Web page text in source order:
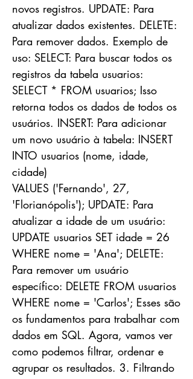
novos registros. UPDATE: Para
atualizar dados existentes. DELETE:
Para remover dados. Exemplo de
uso: SELECT: Para buscar todos os
registros da tabela usuarios:
SELECT * FROM usuarios; Isso
retorna todos os dados de todos os
usuários. INSERT: Para adicionar
um novo usuário à tabela: INSERT
INTO usuarios (nome, idade,
cidade)
VALUES ('Fernando', 27,
'Florianópolis'); UPDATE: Para
atualizar a idade de um usuário:
UPDATE usuarios SET idade = 26
WHERE nome = 'Ana'; DELETE:
Para remover um usuário
específico: DELETE FROM usuarios
WHERE nome = 'Carlos'; Esses são
os fundamentos para trabalhar com
dados em SQL. Agora, vamos ver
como podemos filtrar, ordenar e
agrupar os resultados. 3. Filtrando